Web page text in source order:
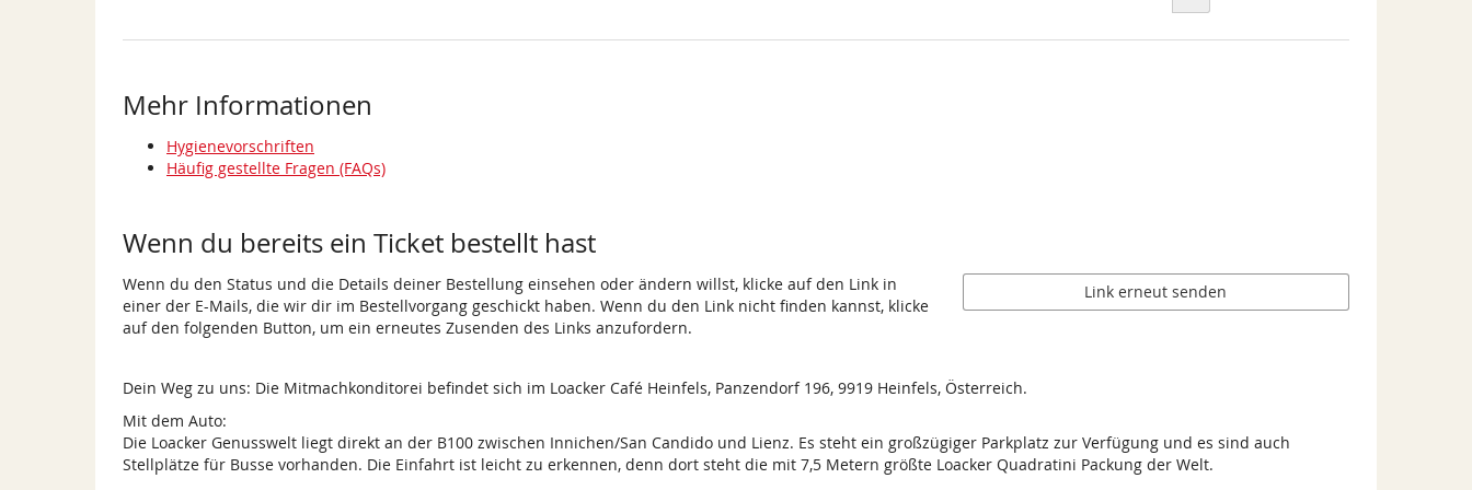
Mehr Informationen
Hygienevorschriften
Häufig gestellte Fragen (FAQs)
Wenn du bereits ein Ticket bestellt hast
Wenn du den Status und die Details deiner Bestellung einsehen oder ändern willst, klicke auf den Link in
einer der E-Mails, die wir dir im Bestellvorgang geschickt haben. Wenn du den Link nicht finden kannst, klicke
auf den folgenden Button, um ein erneutes Zusenden des Links anzufordern.
Link erneut senden
Dein Weg zu uns: Die Mitmachkonditorei befindet sich im Loacker Café Heinfels, Panzendorf 196, 9919 Heinfels, Österreich.
Mit dem Auto:
Die Loacker Genusswelt liegt direkt an der B100 zwischen Innichen/San Candido und Lienz. Es steht ein großzügiger Parkplatz zur Verfügung und es sind auch
Stellplätze für Busse vorhanden. Die Einfahrt ist leicht zu erkennen, denn dort steht die mit 7,5 Metern größte Loacker Quadratini Packung der Welt.